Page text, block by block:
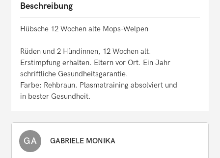
Beschreibung
Hübsche 12 Wochen alte Mops-Welpen
Rüden und 2 Hündinnen, 12 Wochen alt.
Erstimpfung erhalten. Eltern vor Ort. Ein Jahr
schriftliche Gesundheitsgarantie.
Farbe: Rehbraun. Plasmatraining absolviert und
in bester Gesundheit.
GA GABRIELE MONIKA